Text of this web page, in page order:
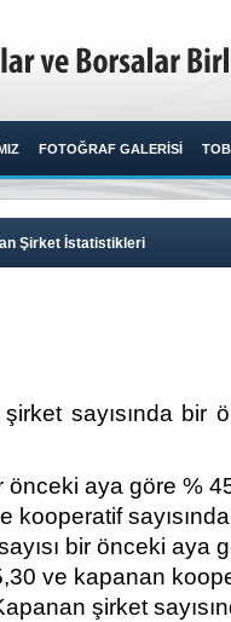
FOTOĞRAF GALERİSİ
Şirket İstatistikleri
sayısında
önceki aya göre %
kooperatif
bir önceki aya
ve kapanan
şirket